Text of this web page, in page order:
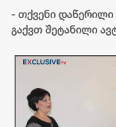
- თქვენი
გაქვთ შეტანილი